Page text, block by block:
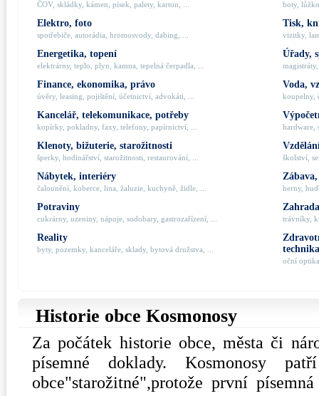
ČOV, skládky, kámen, písek, palety, karton, ...
Elektro, foto
spotřebiče, autorádia, hromosvody, dabing, ...
Energetika, topení
elektrárny, teplo, plyn, kamna, tepelná čerpadla, ...
Finance, ekonomika, právo
úvěry, leasing, pojištění, účetnictví, advokáti, ...
Kancelář, telekomunikace, potřeby
kopírky, pokladny, faxy, telefony, papírnictví, ...
Klenoty, bižuterie, starožitnosti
šperky, hodinářství, starožitnosti, restaurování, ...
Nábytek, interiéry
čalounění, koberce, lina, žaluzie, kuchyně, židle, ...
Potraviny
cukrárny, uzeniny, nápoje, sodobary, gastrozařízení, ...
Reality
byty, pozemky, kanceláře, sklady, bytová družstva, ...
boty,
Tisk,
vizitky,
Úřady,
Voda,
koupelny,
hardware,
školství,
herny,
trávníky,
technika
oční
Historie obce Kosmonosy
Za počátek historie obce, města či
písemné doklady. Kosmonosy
obce"starožitné",protože první